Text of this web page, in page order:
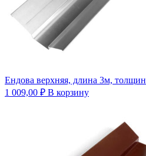
Ендова верхняя, длина 3м,
1 009,00 ₽ В корзину